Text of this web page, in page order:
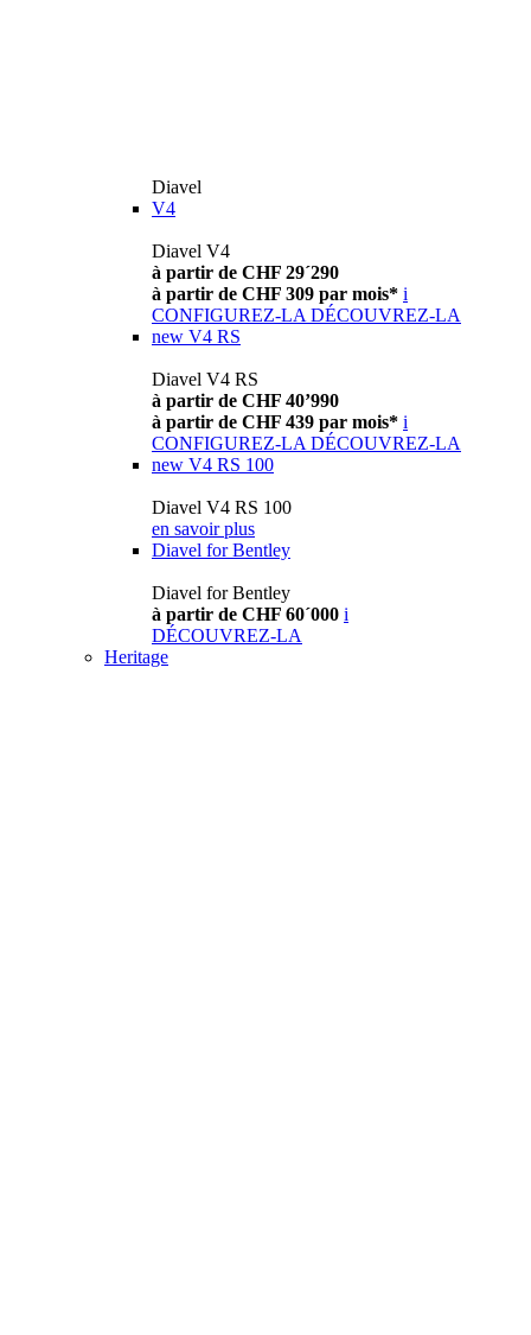
Diavel
V4
Diavel V4
à partir de CHF 29´290
à partir de CHF 309 par mois* i
CONFIGUREZ-LA DÉCOUVREZ-LA
new V4 RS
Diavel V4 RS
à partir de CHF 40’990
à partir de CHF 439 par mois* i
CONFIGUREZ-LA DÉCOUVREZ-LA
new V4 RS 100
Diavel V4 RS 100
en savoir plus
Diavel for Bentley
Diavel for Bentley
à partir de CHF 60´000 i
DÉCOUVREZ-LA
Heritage